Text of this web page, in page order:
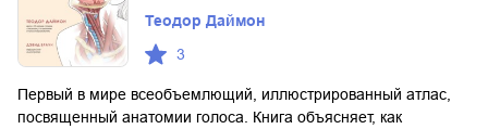
Теодор Даймон
3
Первый в мире всеобъемлющий, иллюстрированный атлас,
посвященный анатомии голоса. Книга объясняет, как